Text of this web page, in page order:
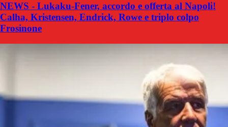
NEWS - Lukaku-Fener, accordo e offerta al Napoli!
Calha, Kristensen, Endrick, Rowe e triplo colpo
Frosinone